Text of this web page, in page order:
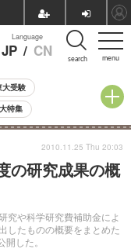
menu
Language
JP / CN search
大受験
特集
小学校受験
気記事
の研究成果の概
究や科学研究費補助金によ
したものの概要をまとめた
開した。
2010.11.25 Thu 20:03